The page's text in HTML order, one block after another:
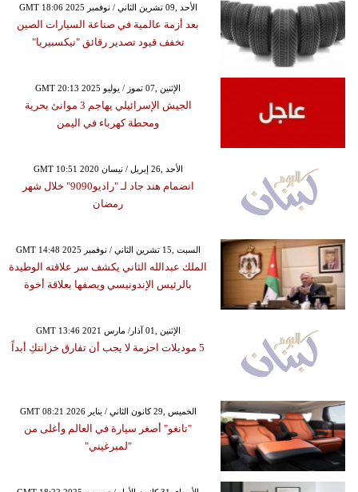
GMT 18:06 2025 الأحد ,09 تشرين الثاني / نوفمبر
بعد أزمة عالمية في صناعة السيارات الصين
تخفف قيود تصدير رقائق "نيكسبيريا"
GMT 20:13 2025 الإثنين ,07 تموز / يوليو
الجيش الإسرائيلي يهاجم 3 موانئ بحرية
ومحطة كهرباء في اليمن
GMT 10:51 2020 الأحد ,26 إبريل / نيسان
انضمام هند جاد لـ "راديو9090" خلال شهر
رمضان
GMT 14:48 2025 السبت ,15 تشرين الثاني / نوفمبر
الملك عبدالله الثاني يكشف سر علاقته الوطيدة
بالرئيس الإندونيسي ويصفها بعلاقة أخوة
GMT 13:46 2021 الإثنين ,01 آذار/ مارس
5 موديلات احزمة لا يجب أن تفارق خزانتكِ أبداً
GMT 08:21 2026 الخميس ,29 كانون الثاني / يناير
"تانغو" أصغر سيارة في العالم وأغلى من
"لمبرغيني"